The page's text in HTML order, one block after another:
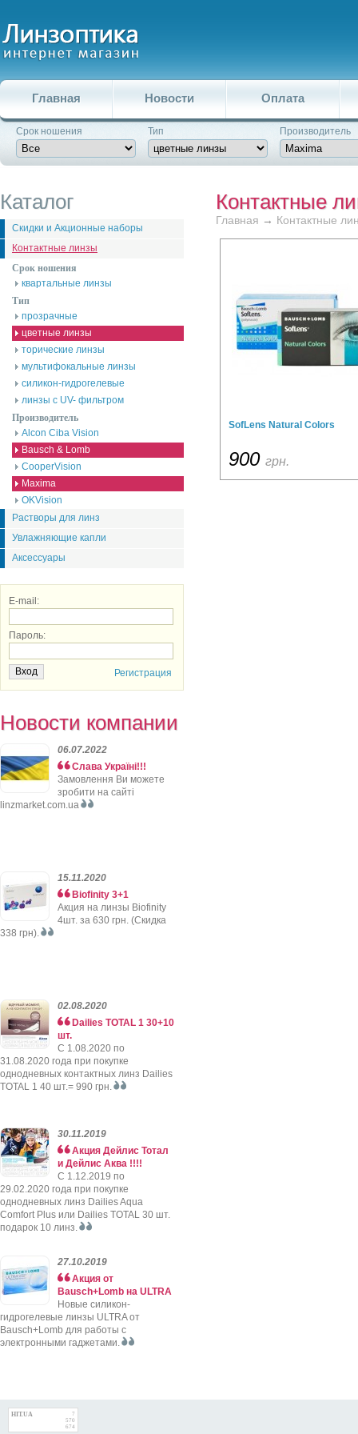
Главная Новости Оплата
Срок ношения Тип Производитель
Каталог
Скидки и Акционные наборы
Контактные линзы
Срок ношения
квартальные линзы
Тип
прозрачные
цветные линзы
торические линзы
мультифокальные линзы
силикон-гидрогелевые
линзы с UV- фильтром
Производитель
Alcon Ciba Vision
Bausch & Lomb
CooperVision
Maxima
OKVision
Растворы для линз
Увлажняющие капли
Аксессуары
E-mail:
Пароль:
Регистрация
Новости компании
06.07.2022
Слава Україні!!!
Замовлення Ви можете
зробити на сайті
linzmarket.com.ua
15.11.2020
Biofinity 3+1
Акция на линзы Biofinity
4шт. за 630 грн. (Скидка
338 грн).
02.08.2020
Dailies TOTAL 1 30+10
шт.
C 1.08.2020 по
31.08.2020 года при покупке
однодневных контактных линз Dailies
TOTAL 1 40 шт.= 990 грн.
30.11.2019
Акция Дейлис Тотал
и Дейлис Аква !!!!
C 1.12.2019 по
29.02.2020 года при покупке
однодневных линз Dailies Aqua
Comfort Plus или Dailies TOTAL 30 шт.
подарок 10 линз.
27.10.2019
Акция от
Bausch+Lomb на ULTRA
Новые силикон-
гидрогелевые линзы ULTRA от
Bausch+Lomb для работы с
электронными гаджетами.
Контактные
Главная → Контактные
SofLens Natural Colors
900 грн.
HIT.UA
7
570
674